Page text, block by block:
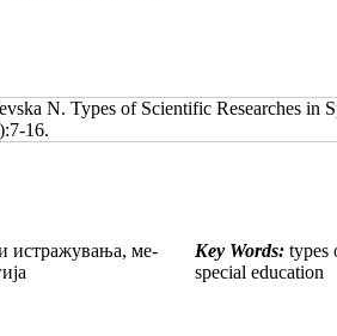
N. Types of Scientific Researches in
16.
истражувања, ме­­
Key Words: types
spe­­cial education